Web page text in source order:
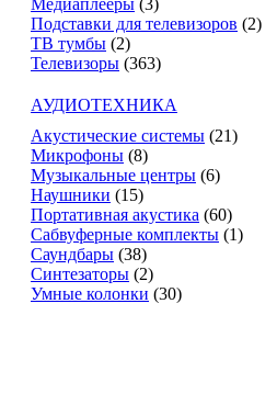
Медиаплееры (3)
Подставки для телевизоров (2)
ТВ тумбы (2)
Телевизоры (363)
АУДИОТЕХНИКА
Акустические системы (21)
Микрофоны (8)
Музыкальные центры (6)
Наушники (15)
Портативная акустика (60)
Сабвуферные комплекты (1)
Саундбары (38)
Синтезаторы (2)
Умные колонки (30)